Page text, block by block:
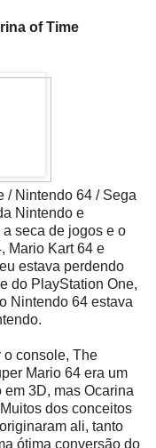
of Time
/ Nintendo 64 / Sega
Nintendo e
seca de jogos e o
Mario Kart 64 e
estava perdendo
do PlayStation One,
Nintendo 64 estava
o console, The
Mario 64 era um
3D, mas Ocarina
dos conceitos
ali, tanto
ótima conversão do